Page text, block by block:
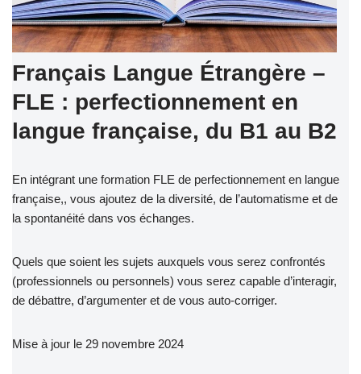
Français Langue Étrangère –
FLE : perfectionnement en
langue française, du B1 au B2
En intégrant une formation FLE de perfectionnement en langue
française,, vous ajoutez de la diversité, de l’automatisme et de
la spontanéité dans vos échanges.
Quels que soient les sujets auxquels vous serez confrontés
(professionnels ou personnels) vous serez capable d’interagir,
de débattre, d’argumenter et de vous auto-corriger.
Mise à jour le 29 novembre 2024